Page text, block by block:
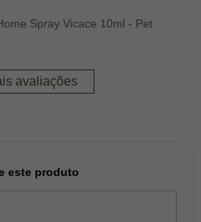
Spray Vicace 10ml - Pet
avaliações
este produto